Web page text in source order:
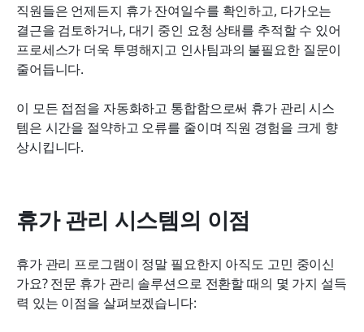
직원들은 언제든지 휴가 잔여일수를 확인하고, 다가오는
결근을 검토하거나, 대기 중인 요청 상태를 추적할 수 있어
프로세스가 더욱 투명해지고 인사팀과의 불필요한 질문이
줄어듭니다.
이 모든 접점을 자동화하고 통합함으로써 휴가 관리 시스
템은 시간을 절약하고 오류를 줄이며 직원 경험을 크게 향
상시킵니다.
휴가 관리 시스템의 이점
휴가 관리 프로그램이 정말 필요한지 아직도 고민 중이신
가요? 전문 휴가 관리 솔루션으로 전환할 때의 몇 가지 설득
력 있는 이점을 살펴보겠습니다: